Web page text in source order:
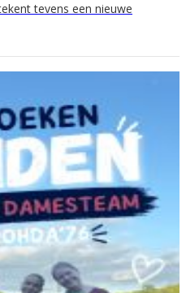
tevens een nieuwe